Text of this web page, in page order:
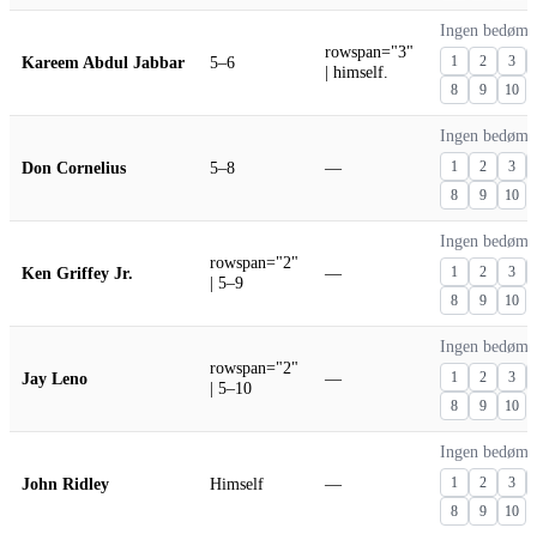
Kareem Abdul Jabbar 5–6
rowspan="3"
| himself.
Ingen
1 2
3
8
9 10
Don Cornelius 5–8 —
Ingen
1 2
3
8
9 10
Ken Griffey Jr.
rowspan="2"
| 5–9
—
Ingen
1 2
3
8
9 10
Jay Leno
rowspan="2"
| 5–10
—
Ingen
1 2
3
8
9 10
John Ridley Himself —
Ingen
1 2
3
8
9 10